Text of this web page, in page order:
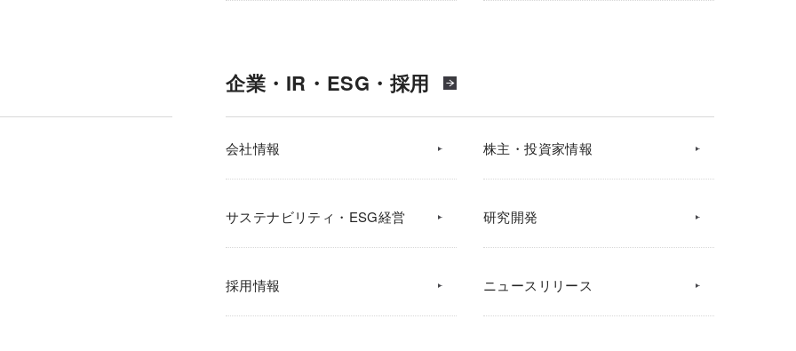
企業・IR・ESG・採用
会社情報 株主・投資家情報
サステナビリティ・ESG経営 研究開発
採用情報 ニュースリリース